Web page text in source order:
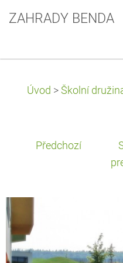
ZAHRADY BENDA
Úvod > Školní
Předchozí